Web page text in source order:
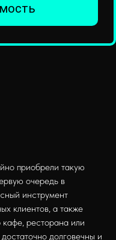
приобрели такую
очередь в
инструмент
клиентов, а также
ресторана или
долговечны и